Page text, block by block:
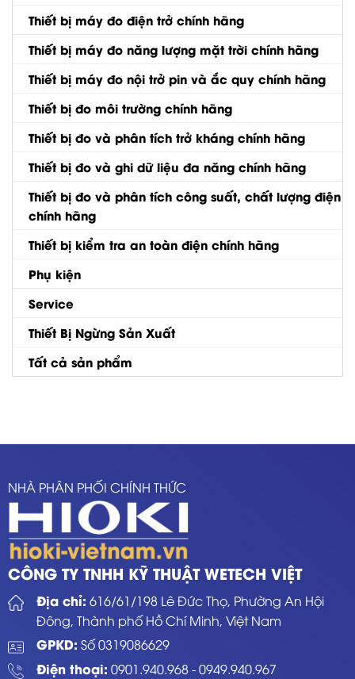
Thiết bị máy đo điện trở chính hãng
Thiết bị máy đo năng lượng mặt trời chính hãng
Thiết bị máy đo nội trở pin và ắc quy chính hãng
Thiết bị đo môi trường chính hãng
Thiết bị đo và phân tích trở kháng chính hãng
Thiết bị đo và ghi dữ liệu đa năng chính hãng
Thiết bị đo và phân tích công suất, chất lượng điện
chính hãng
Thiết bị kiểm tra an toàn điện chính hãng
Phụ kiện
Service
Thiết Bị Ngừng Sản Xuất
Tất cả sản phẩm
NHÀ PHÂN PHỐI CHÍNH THỨC
CÔNG TY TNHH KỸ THUẬT WETECH VIỆT
Địa chỉ: 616/61/198 Lê Đức Thọ, Phường An Hội
Đông, Thành phố Hồ Chí Minh, Việt Nam
GPKD: Số 0319086629
Điện thoại: 0901.940.968-0949.940.967